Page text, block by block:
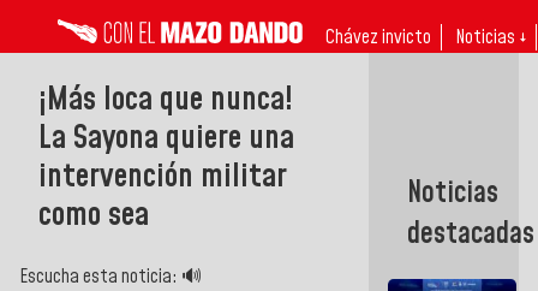
Chávez invicto Noticias ↓
¡Más loca que nunca!
La Sayona quiere una
intervención militar
como sea
Escucha esta noticia: 🔊
Noticias
destacadas